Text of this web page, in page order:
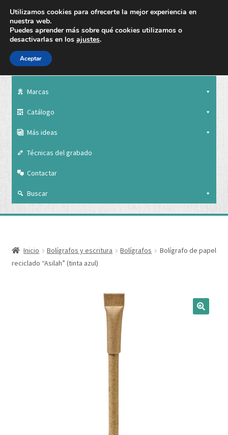
Marcas
Catálogo
Más ideas
Técnicas del grabado
Contactar
Buscar
Nuestra empresa
el
hijo
Inicio Bolígrafos y escritura Bolígrafos
Bolígrafo de papel
reciclado “Asilah” (tinta azul)
Utilizamos cookies para ofrecerte la mejor experiencia en
nuestra web.
Puedes aprender más sobre qué cookies utilizamos o
desactivarlas en los ajustes.
Aceptar